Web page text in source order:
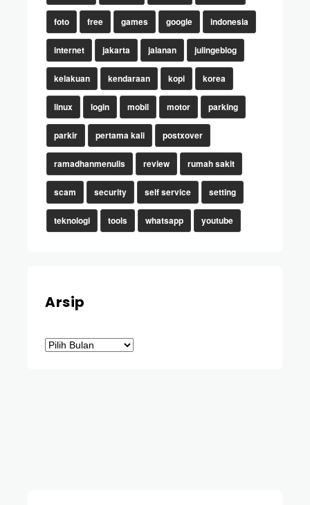
foto free games google indonesia
internet jakarta jalanan julingeblog
kelakuan kendaraan kopi korea
linux login mobil motor parking
parkir pertama kali postxover
ramadhanmenulis review rumah sakit
scam security self service setting
teknologi tools whatsapp youtube
Arsip
Arsip